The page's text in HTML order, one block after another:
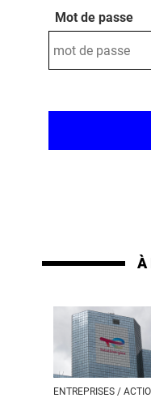
Mot de passe
À
ENTREPRISES /